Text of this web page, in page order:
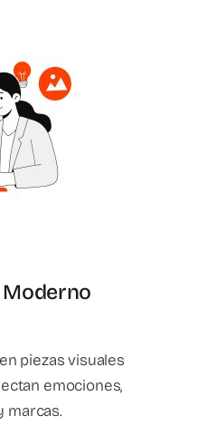
piezas visuales
emociones,
marcas.